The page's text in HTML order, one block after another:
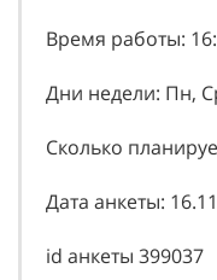
Время работы:
Дни недели: Пн,
Сколько
Дата анкеты:
id анкеты 399037